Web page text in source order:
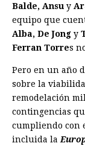
Balde, Ansu y
equipo que
Alba, De Jong y
Ferran Torres
Pero en un año
sobre la
remodelación
contingencias
cumpliendo con
incluida la